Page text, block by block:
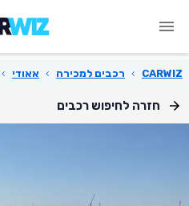
CARWIZ
› רכבים למכירה › אאודי ›
חזרה לחיפוש רכבים